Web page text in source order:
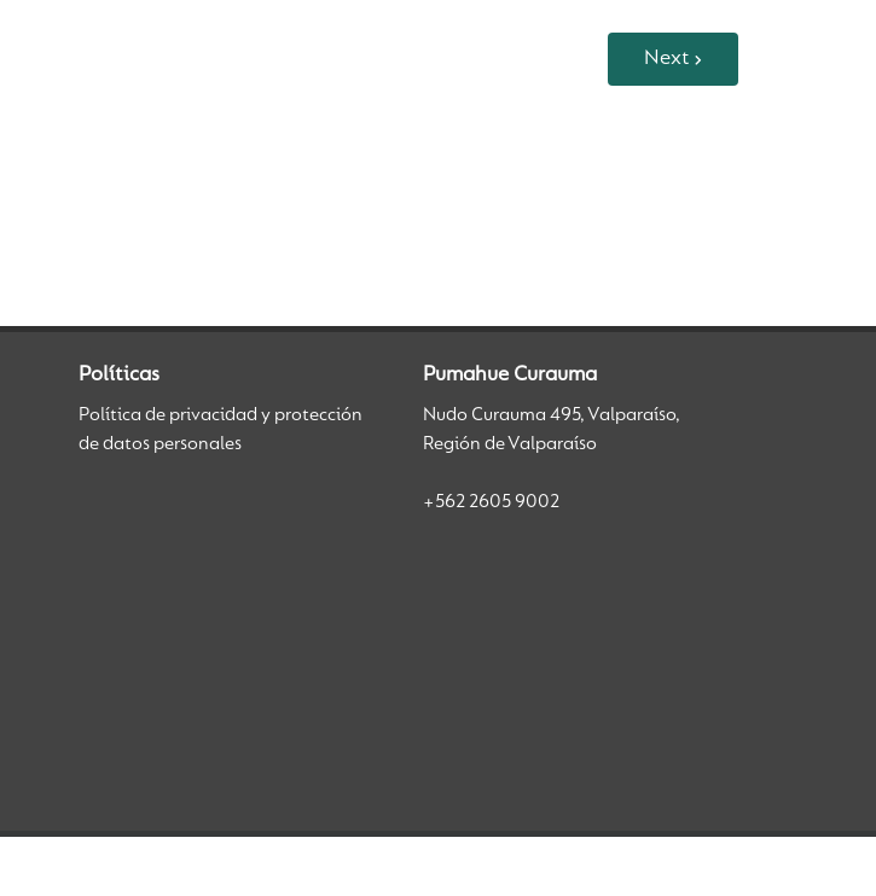
Next
Políticas
Política de privacidad y protección
de datos personales
Pumahue Curauma
Nudo Curauma 495, Valparaíso,
Región de Valparaíso
+562 2605 9002